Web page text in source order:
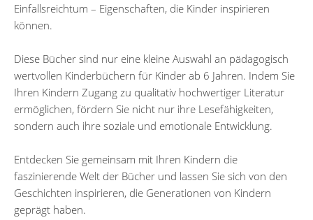
Einfallsreichtum – Eigenschaften, die Kinder inspirieren
können.
Diese Bücher sind nur eine kleine Auswahl an pädagogisch
wertvollen Kinderbüchern für Kinder ab 6 Jahren. Indem Sie
Ihren Kindern Zugang zu qualitativ hochwertiger Literatur
ermöglichen, fördern Sie nicht nur ihre Lesefähigkeiten,
sondern auch ihre soziale und emotionale Entwicklung.
Entdecken Sie gemeinsam mit Ihren Kindern die
faszinierende Welt der Bücher und lassen Sie sich von den
Geschichten inspirieren, die Generationen von Kindern
geprägt haben.